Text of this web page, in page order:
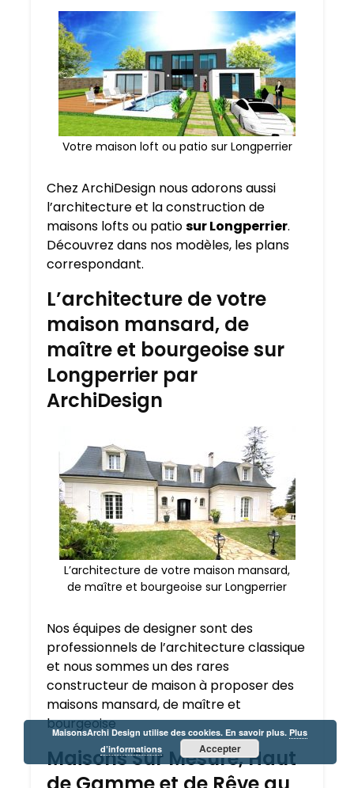
Votre maison loft ou patio sur Longperrier
Chez ArchiDesign nous adorons aussi
l’architecture et la construction de
maisons lofts ou patiosur Longperrier.
Découvrez dans nos modèles, les plans
correspondant.
L’architecture de votre
maison mansard, de
maître et bourgeoise sur
Longperrier par
ArchiDesign
L’architecture de votre maison mansard,
de maître et bourgeoise sur Longperrier
Nos équipes de designer sont des
professionnels de l’architecture classique
et nous sommes un des rares
constructeur de maison à proposer des
maisons mansard, de maître et
bourgeoise
Maisons Sur Mesure, Haut
MaisonsArchi Design utilise des cookies. En savoir plus.Plus
d’informations
Accepter